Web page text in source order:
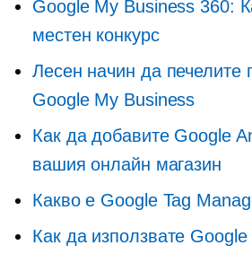
Google My Business 360:
местен конкурс
Лесен начин да печелите
Google My Business
Как да добавите Google
вашия онлайн магазин
Какво е Google Tag
Как да използвате